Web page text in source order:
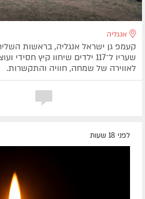
אנגליה
קעמפ גן ישראל אנגליה, בראשות
לאווירה של שמחה, חוויה והתקשרות.
לפני 18 שעות